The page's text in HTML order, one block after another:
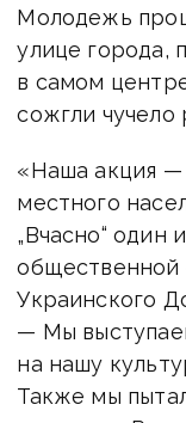
Молодежь
улице города,
в самом
сожгли чучело
«Наша акция —
местного
„Вчасно“ один
общественной
Украинского
— Мы
на нашу
Также мы